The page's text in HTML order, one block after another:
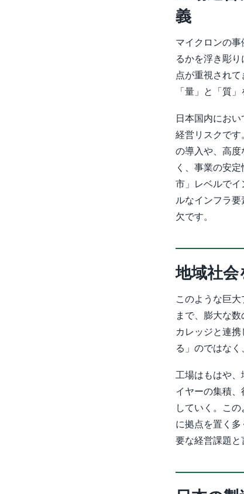
義
マイクロンの
るかを浮き彫
点が重視され
「量」と「質
日本国内にお
経営リスクです
の導入や、高
く、事業の安
市」レベルで
ルなインフラ
欠です。
地域社
このような巨
まで、膨大な
カレッジと連
る」のではな
工場はもはや
イヤーの集積
していく。こ
に拠点を置く
要な経営課題と